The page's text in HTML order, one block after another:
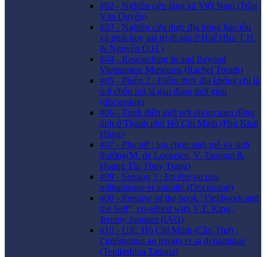
#02 - Nghiên cứu làng xã Việt Nam (Trần
Văn Quyến)
#03 - Nghiên cứu thực địa trong bảo tồn
và phát huy giá trị di sản ở Huế (Bùi T.H.
& Nguyễn Q.H.)
#04 - Researching In and Beyond
Vietnamese Museums (Rachel Tough)
#05 - Phiên 2 : Điểm thực địa không chỉ là
nơi chốn mà là giai đoạn thời gian
(discussion)
#06 - Trình diễn giới nơi nhóm nam đồng
tính ở Thành phố Hồ Chí Minh (Phù Khải
Hùng)
#07 - Phụ nữ : lựa chọn sinh mổ và sinh
thường(M. de Loenzien, V. Tsopgni &
Hoang Thi Thuy Trang)
#08 - Session 3 : En être ou pas,
militantisme et intimité (Discussion)
#09 - Preview of the book "Fieldwork and
the Self", co-edited with V.T. King /
Jeremy Jammes (lAO)
#10 - UJC Hồ Chí Minh (Cần Thơ) :
l’intégration au terrain et sa dynamique
(Tepliashina Tatiana)